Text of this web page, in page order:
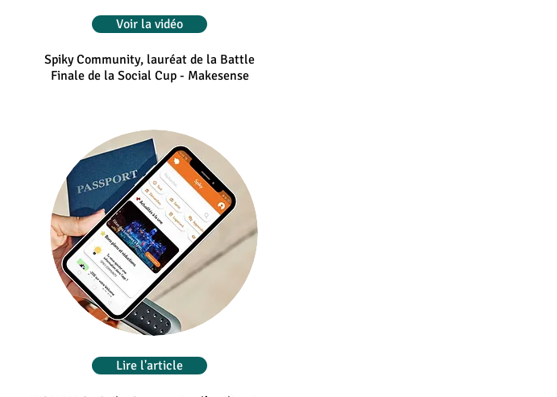
Voir la vidéo
Spiky Community, lauréat de la Battle
Finale de la Social Cup - Makesense
Lire l'article